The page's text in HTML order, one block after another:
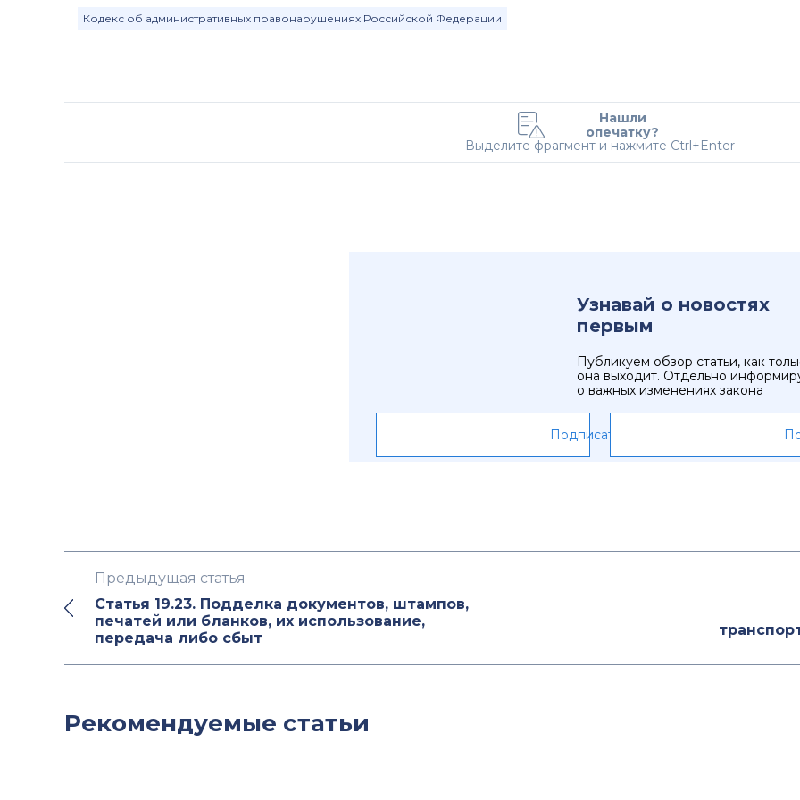
Кодекс об административных правонарушениях Российской Федерации
Нашли
опечатку?
Выделите фрагмент и нажмите Ctrl+Enter
Узнавай о новостях
первым
Публикуем обзор статьи, как
она выходит. Отдельно
о важных изменениях закона
Подписаться
Предыдущая статья
Статья 19.23. Подделка документов, штампов,
печатей или бланков, их использование,
передача либо сбыт
Рекомендуемые статьи